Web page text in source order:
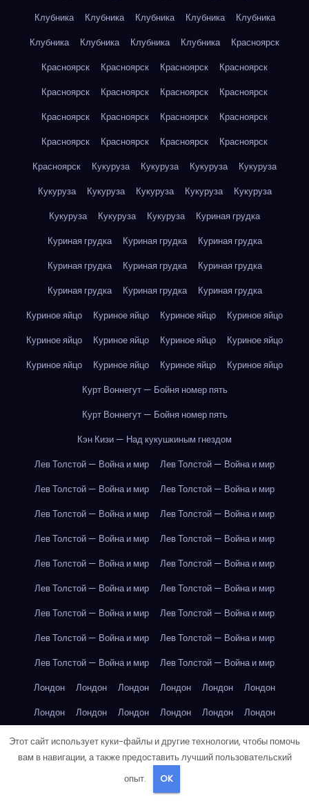
Клубника
Клубника Клубника Клубника
Клубника
Клубника
Клубника Клубника Клубника
Красноярск
Красноярск
Красноярск Красноярск
Красноярск
Красноярск
Красноярск Красноярск
Красноярск
Красноярск
Красноярск Красноярск
Красноярск
Красноярск
Красноярск Красноярск
Красноярск
Красноярск
Кукуруза Кукуруза Кукуруза
Кукуруза
Кукуруза
Кукуруза Кукуруза Кукуруза
Кукуруза
Кукуруза
Кукуруза Кукуруза
Куриная грудка
Куриная грудка
Куриная грудка
Куриная грудка
Куриная грудка
Куриная грудка
Куриная грудка
Куриная грудка
Куриная грудка
Куриная грудка
Куриное яйцо
Куриное яйцо Куриное яйцо
Куриное яйцо
Куриное яйцо
Куриное яйцо Куриное яйцо
Куриное яйцо
Куриное яйцо
Куриное яйцо Куриное яйцо
Куриное яйцо
Курт Воннегут — Бойня номер пять
Курт Воннегут — Бойня номер пять
Кэн Кизи — Над кукушкиным гнездом
Лев Толстой — Война и мир
Лев Толстой — Война и мир
Лев Толстой — Война и мир
Лев Толстой — Война и мир
Лев Толстой — Война и мир
Лев Толстой — Война и мир
Лев Толстой — Война и мир
Лев Толстой — Война и мир
Лев Толстой — Война и мир
Лев Толстой — Война и мир
Лев Толстой — Война и мир
Лев Толстой — Война и мир
Лев Толстой — Война и мир
Лев Толстой — Война и мир
Лев Толстой — Война и мир
Лев Толстой — Война и мир
Лев Толстой — Война и мир
Лев Толстой — Война и мир
Лондон
Лондон Лондон Лондон Лондон
Лондон
Лондон
Лондон Лондон Лондон Лондон
Лондон
Лондон
Лондон Лондон Лондон Лондон
Лондон
Лондон
Лондон Лондон Лондон
Лос-Анджелес
Этот сайт использует куки-файлы и другие технологии, чтобы помочь
вам в навигации, а также предоставить лучший пользовательский
опыт.
OK